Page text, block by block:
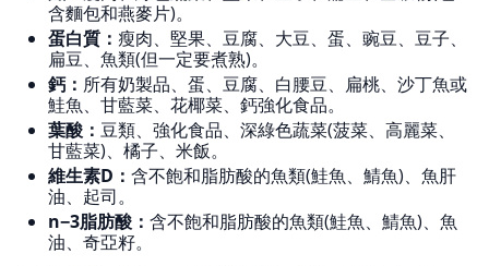
含麵包和燕麥片)。
蛋白質： 瘦肉、堅果、豆腐、大豆、蛋、豌豆、豆子、
扁豆、魚類(但一定要煮熟)。
鈣： 所有奶製品、蛋、豆腐、白腰豆、扁桃、沙丁魚或
鮭魚、甘藍菜、花椰菜、鈣強化食品。
葉酸： 豆類、強化食品、深綠色蔬菜(菠菜、高麗菜、
甘藍菜)、橘子、米飯。
維生素D： 含不飽和脂肪酸的魚類(鮭魚、鯖魚)、魚肝
油、起司。
n−3脂肪酸： 含不飽和脂肪酸的魚類(鮭魚、鯖魚)、魚
油、奇亞籽。